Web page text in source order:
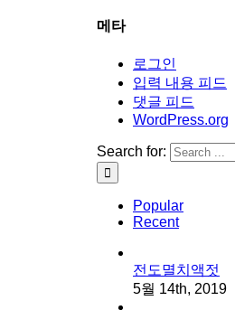
메타
로그인
입력 내용 피드
댓글 피드
WordPress.org
Search for:
Popular
Recent
전도멸치액젓
5월 14th, 2019